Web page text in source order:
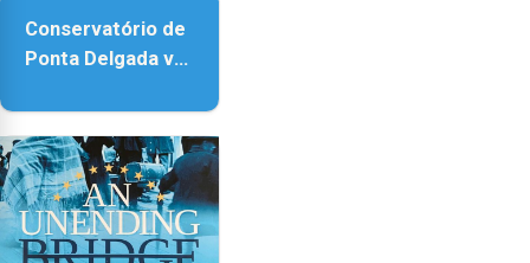
Conservatório de
Ponta Delgada vai
instrumentos